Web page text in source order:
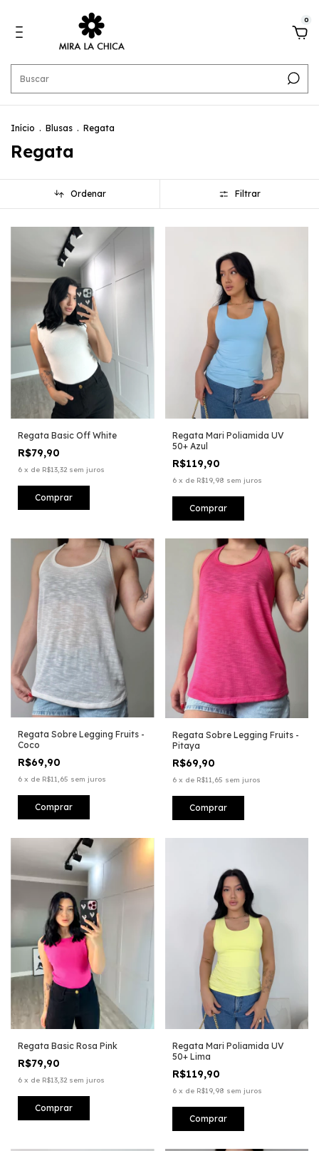
0
Início . Blusas . Regata
Regata
Ordenar Filtrar
Regata Basic Off White
R$79,90
6 x de R$13,32 sem juros
Comprar
Regata Mari Poliamida UV
50+ Azul
R$119,90
6 x de R$19,98 sem juros
Comprar
Regata Sobre Legging Fruits -
Coco
R$69,90
6 x de R$11,65 sem juros
Comprar
Regata Sobre Legging Fruits -
Pitaya
R$69,90
6 x de R$11,65 sem juros
Comprar
Regata Basic Rosa Pink
R$79,90
6 x de R$13,32 sem juros
Comprar
Regata Mari Poliamida UV
50+ Lima
R$119,90
6 x de R$19,98 sem juros
Comprar